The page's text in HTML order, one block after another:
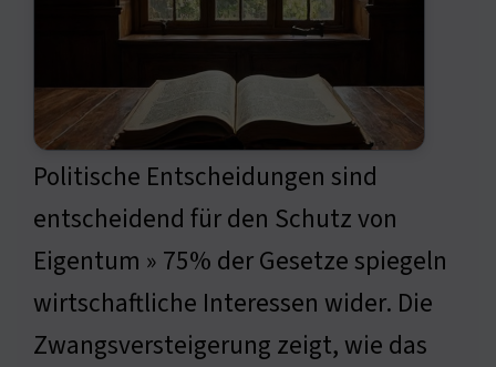
Politische Entscheidungen sind
entscheidend für den Schutz von
Eigentum » 75% der Gesetze spiegeln
wirtschaftliche Interessen wider. Die
Zwangsversteigerung zeigt, wie das